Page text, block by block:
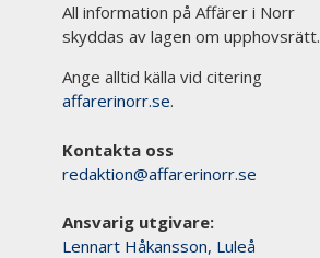
All information på Affärer i Norr
skyddas av lagen om upphovsrätt.
Ange alltid källa vid citering
affarerinorr.se.
Kontakta oss
redaktion@affarerinorr.se
Ansvarig utgivare:
Lennart Håkansson, Luleå